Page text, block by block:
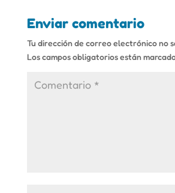
Enviar comentario
Tu dirección de correo electrónico no
Los campos obligatorios están